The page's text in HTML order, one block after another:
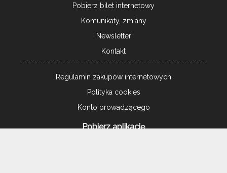
Pobierz bilet internetowy
Komunikaty, zmiany
Newsletter
Kontakt
Regulamin zakupów internetowych
Polityka cookies
Konto prowadzącego
Pobierz aplikację